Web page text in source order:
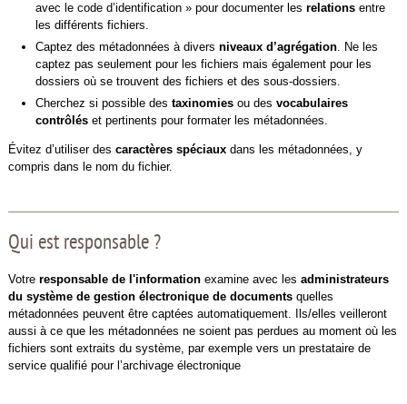
avec le code d’identification » pour documenter les relationsentre
les différents fichiers.
Captez des métadonnées à divers niveaux d’agrégation. Ne les
captez pas seulement pour les fichiers mais également pour les
dossiers où se trouvent des fichiers et des sous-dossiers.
Cherchez si possible des taxinomiesou des vocabulaires
contrôléset pertinents pour formater les métadonnées.
Évitez d’utiliser des caractères spéciaux dans les métadonnées, y
compris dans le nom du fichier.
Qui est responsable ?
Votre responsable de l'informationexamine avec les administrateurs
du système de gestion électronique de documentsquelles
métadonnées peuvent être captées automatiquement. Ils/elles veilleront
aussi à ce que les métadonnées ne soient pas perdues au moment où les
fichiers sont extraits du système, par exemple vers un prestataire de
service qualifié pour l’archivage électronique